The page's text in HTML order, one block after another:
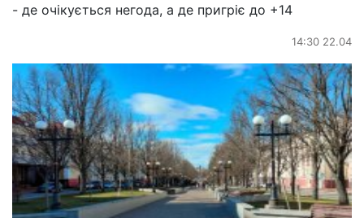
- де очікується негода, а де пригріє до +14
14:30 22.04